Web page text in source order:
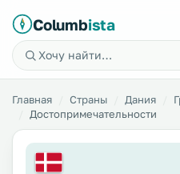
Columbista
Главная Страны Дания
Достопримечательности